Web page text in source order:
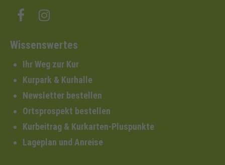
Wissenswertes
Ihr Weg zur Kur
Kurpark & Kurhalle
Newsletter bestellen
Ortsprospekt bestellen
Kurbeitrag & Kurkarten-Pluspunkte
Lageplan und Anreise